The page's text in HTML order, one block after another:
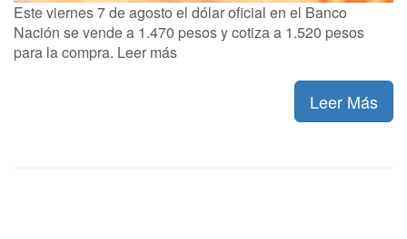
Este viernes 7 de agosto el dólar oficial en el Banco
Nación se vende a 1.470 pesos y cotiza a 1.520 pesos
para la compra. Leer más
Leer Más